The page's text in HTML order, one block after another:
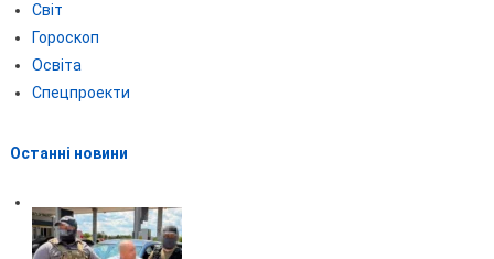
Світ
Гороскоп
Освіта
Спецпроекти
Останні новини